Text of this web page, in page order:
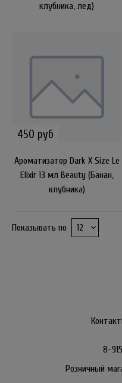
клубника, лед)
450 руб
Ароматизатор Dark X Size Le
Elixir 13 мл Beauty (Банан,
клубника)
Показывать по
8-
Розничный